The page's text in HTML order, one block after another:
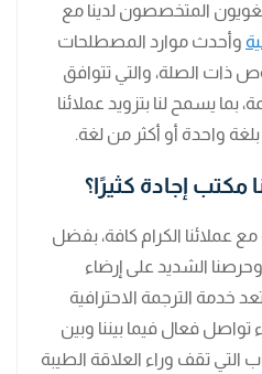
المتخصصون لدينا مع
وأحدث موارد المصطلحات
ذات الصلة، والتي تتوافق
بما يسمح لنا بتزويد عملائنا
بلغة واحدة أو أكثر من لغة.
مكتب إجادة كثيرًا؟
عملائنا الكرام كافة، بفضل
وحرصنا الشديد على إرضاء
خدمة الترجمة الاحترافية
تواصل فعال فيما بيننا وبين
التي تقف وراء العلاقة الطيبة